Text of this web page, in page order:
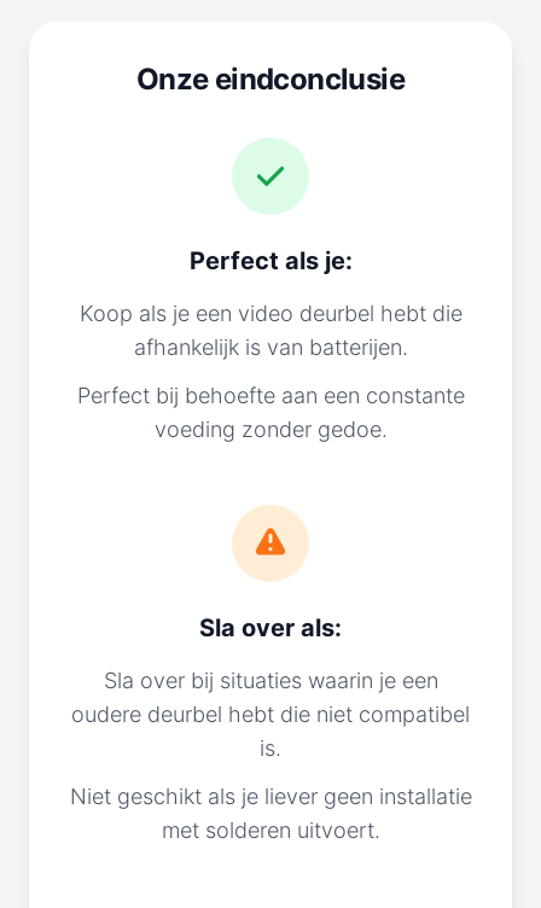
Onze eindconclusie
Perfect als je:
Koop als je een video deurbel hebt die
afhankelijk is van batterijen.
Perfect bij behoefte aan een constante
voeding zonder gedoe.
Sla over als:
Sla over bij situaties waarin je een
oudere deurbel hebt die niet compatibel
is.
Niet geschikt als je liever geen installatie
met solderen uitvoert.